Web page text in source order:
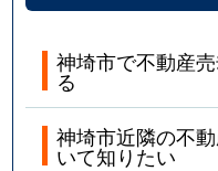
神埼市で不動産
る
神埼市近隣の不
いて知りたい